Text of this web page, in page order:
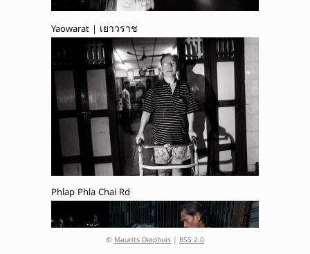
Yaowarat | เยาวราช
Phlap Phla Chai Rd
© Maurits Diephuis | RSS 2.0